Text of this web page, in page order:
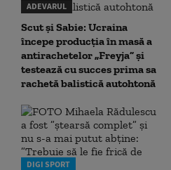
ADEVARUL
Scut și Sabie: Ucraina
începe producția în masă a
antirachetelor „Freyja” și
testează cu succes prima sa
rachetă balistică autohtonă
DIGI SPORT